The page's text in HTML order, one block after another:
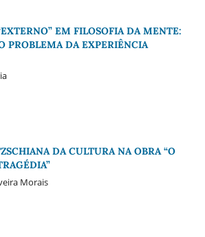
EM FILOSOFIA DA MENTE:
PROBLEMA DA EXPERIÊNCIA
DA CULTURA NA OBRA “O
Morais